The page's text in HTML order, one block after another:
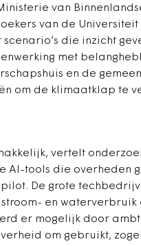
van
van de
scenario’s die inzicht
met
en de
om de klimaatklap te
vertelt
AI-tools die overheden
De grote
en waterverbruik
er mogelijk door
om gebruikt,